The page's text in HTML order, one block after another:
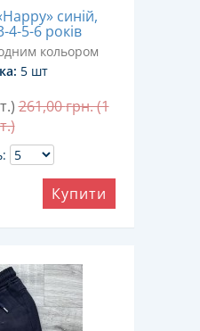
синій,
4-5-6 років
кольором
5 шт
261,00грн. (1
Купити